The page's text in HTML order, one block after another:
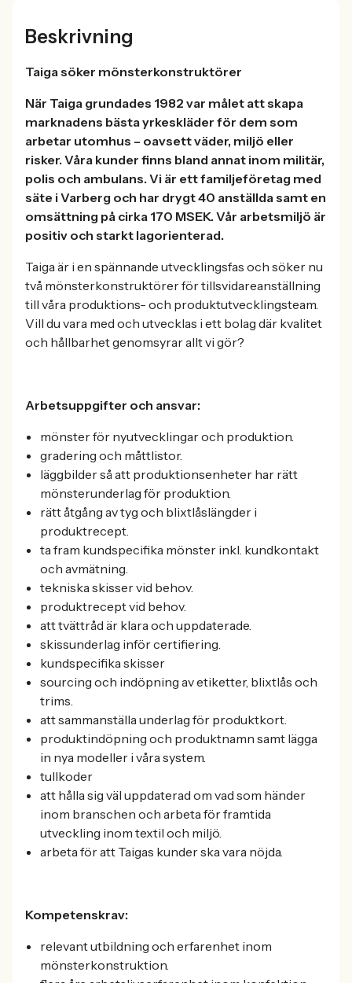
Beskrivning
Taiga söker mönsterkonstruktörer
När Taiga grundades 1982 var målet att skapa
marknadens bästa yrkeskläder för dem som
arbetar utomhus – oavsett väder, miljö eller
risker. Våra kunder finns bland annat inom militär,
polis och ambulans. Vi är ett familjeföretag med
säte i Varberg och har drygt 40 anställda samt en
omsättning på cirka 170 MSEK. Vår arbetsmiljö är
positiv och starkt lagorienterad.
Taiga är i en spännande utvecklingsfas och söker nu
två mönsterkonstruktörer för tillsvidareanställning
till våra produktions- och produktutvecklingsteam.
Vill du vara med och utvecklas i ett bolag där kvalitet
och hållbarhet genomsyrar allt vi gör?
Arbetsuppgifter och ansvar:
mönster för nyutvecklingar och produktion.
gradering och måttlistor.
läggbilder så att produktionsenheter har rätt
mönsterunderlag för produktion.
rätt åtgång av tyg och blixtlåslängder i
produktrecept.
ta fram kundspecifika mönster inkl. kundkontakt
och avmätning.
tekniska skisser vid behov.
produktrecept vid behov.
att tvättråd är klara och uppdaterade.
skissunderlag inför certifiering.
kundspecifika skisser
sourcing och indöpning av etiketter, blixtlås och
trims.
att sammanställa underlag för produktkort.
produktindöpning och produktnamn samt lägga
in nya modeller i våra system.
tullkoder
att hålla sig väl uppdaterad om vad som händer
inom branschen och arbeta för framtida
utveckling inom textil och miljö.
arbeta för att Taigas kunder ska vara nöjda.
Kompetenskrav:
relevant utbildning och erfarenhet inom
mönsterkonstruktion.